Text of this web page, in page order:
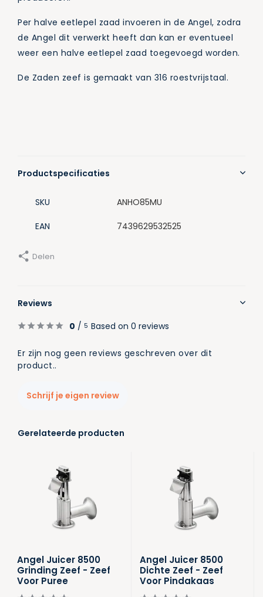
Per halve eetlepel zaad invoeren in de Angel, zodra
de Angel dit verwerkt heeft dan kan er eventueel
weer een halve eetlepel zaad toegevoegd worden.
De Zaden zeef is gemaakt van 316 roestvrijstaal.
Productspecificaties
SKU ANHO85MU
EAN 7439629532525
Delen
Reviews
0 / 5 Based on 0 reviews
Er zijn nog geen reviews geschreven over dit
product..
Schrijf je eigen review
Gerelateerde producten
Angel Juicer 8500
Grinding Zeef - Zeef
Voor Puree
Angel Juicer 8500
Dichte Zeef - Zeef
Voor Pindakaas